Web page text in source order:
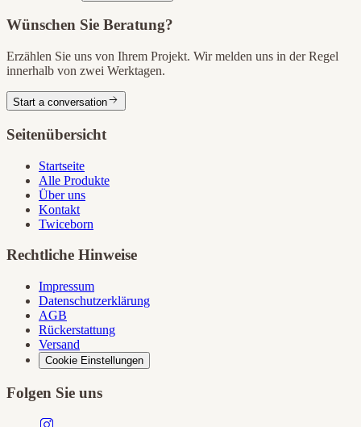
Wünschen Sie Beratung?
Erzählen Sie uns von Ihrem Projekt. Wir melden uns in der Regel
innerhalb von zwei Werktagen.
Start a conversation
Seitenübersicht
Startseite
Alle Produkte
Über uns
Kontakt
Twiceborn
Rechtliche Hinweise
Impressum
Datenschutzerklärung
AGB
Rückerstattung
Versand
Cookie Einstellungen
Folgen Sie uns